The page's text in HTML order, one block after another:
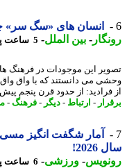
انسان های «سگ سر» چه
-بین الملل-5 ساعت پیش - یکشنبه 18 مرداد 1405، 08:17
این موجودات در فرهنگ های
می دانستند که با واق واق
از حدود قرن پنجم پیش از
- ارتباط -دیگر -فرهنگ -
-ورزشی-